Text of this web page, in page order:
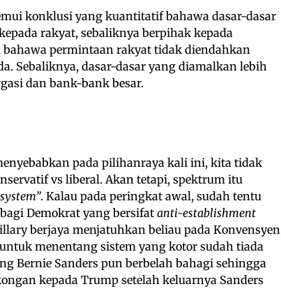
konklusi yang kuantitatif bahawa dasar-dasar
rakyat, sebaliknya berpihak kepada
permintaan rakyat tidak diendahkan
Sebaliknya, dasar-dasar yang diamalkan lebih
dan bank-bank besar.
pada pilihanraya kali ini, kita tidak
vs liberal. Akan tetapi, spektrum itu
. Kalau pada peringkat awal, sudah tentu
Demokrat yang bersifat anti-establishment
berjaya menjatuhkan beliau pada Konvensyen
menentang sistem yang kotor sudah tiada
Bernie Sanders pun berbelah bahagi sehingga
kepada Trump setelah keluarnya Sanders